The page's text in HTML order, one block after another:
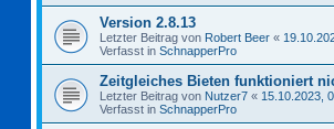
Version 2.8.13
Letzter Beitrag von Robert Beer «
Verfasst in SchnapperPro
Zeitgleiches Bieten funktioniert
Letzter Beitrag von Nutzer7 « 15.10.2023,
Verfasst in SchnapperPro